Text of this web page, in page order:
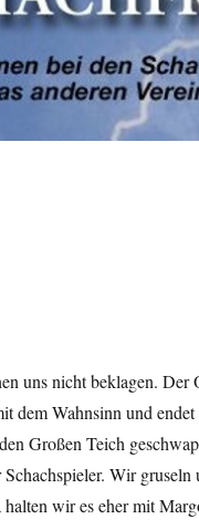
uns nicht beklagen.
dem Wahnsinn und
Großen Teich
Wir
wir es eher mit